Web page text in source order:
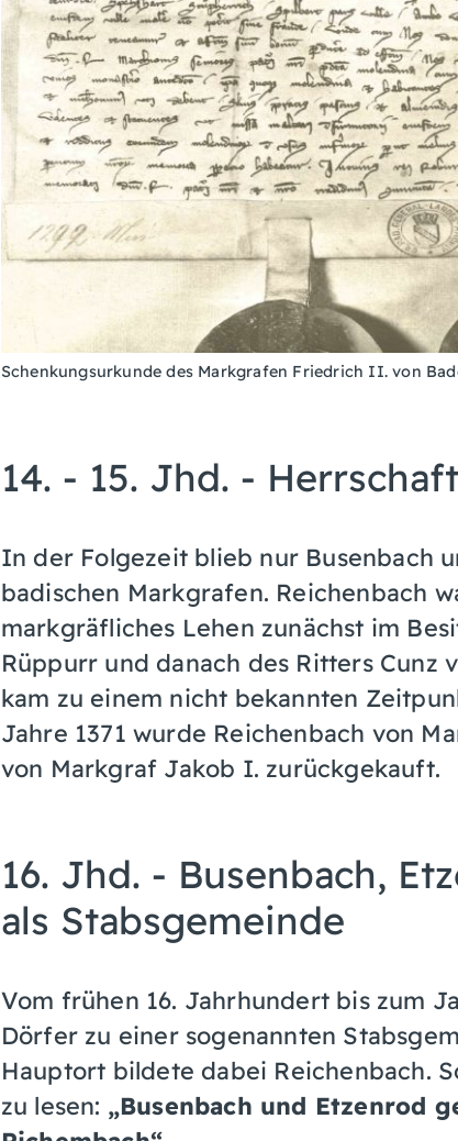
Schenkungsurkunde des Markgrafen Friedrich II. von
14. - 15. Jhd. -
In der Folgezeit blieb nur Busenbach
badischen Markgrafen. Reichenbach
markgräfliches Lehen zunächst im
Rüppurr und danach des Ritters Cunz
kam zu einem nicht bekannten
Jahre 1371 wurde Reichenbach von
von Markgraf Jakob I. zurückgekauft.
16. Jhd. - Busenbach,
als Stabsgemeinde
Vom frühen 16. Jahrhundert bis zum
Dörfer zu einer sogenannten
Hauptort bildete dabei Reichenbach.
zu lesen: „Busenbach und Etzenrod